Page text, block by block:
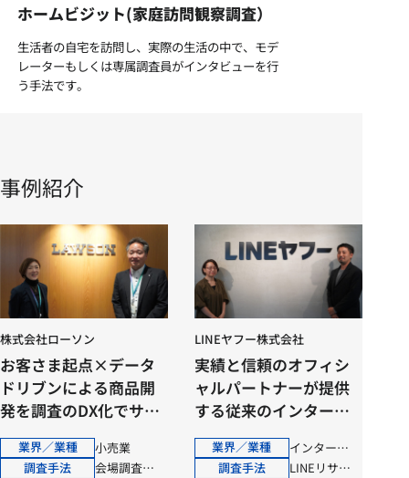
ホームビジット(家庭訪問観察調査）
生活者の自宅を訪問し、実際の生活の中で、モデ
レーターもしくは専属調査員がインタビューを行
う手法です。
事例紹介
株式会社ローソン
お客さま起点×データ
ドリブンによる商品開
発を調査のDX化でサポ
ート
業界／業種
小売業
調査手法
会場調査（CLT）
LINEヤフー株式会社
実績と信頼のオフィシ
ャルパートナーが提供
する従来のインターネ
ットリサーチの欠点を
克服したLINEリサーチ
業界／業種
インターネット
調査手法
LINEリサーチ